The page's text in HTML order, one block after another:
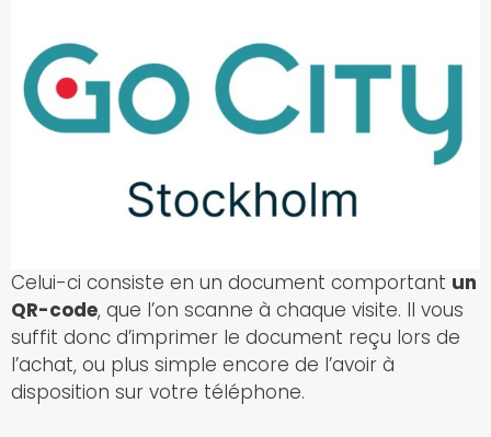
Celui-ci consiste en un document comportant un
QR-code, que l’on scanne à chaque visite. Il vous
suffit donc d’imprimer le document reçu lors de
l’achat, ou plus simple encore de l’avoir à
disposition sur votre téléphone.